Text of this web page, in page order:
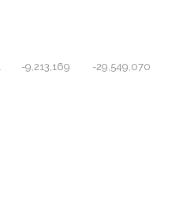
-9,213,169 -29,549,070